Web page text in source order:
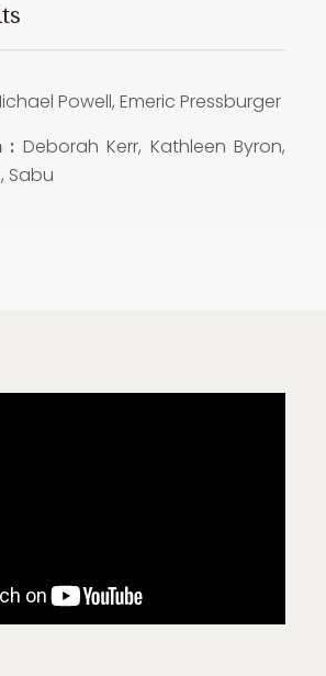
Powell, Emeric Pressburger
: Deborah Kerr, Kathleen Byron,
Sabu